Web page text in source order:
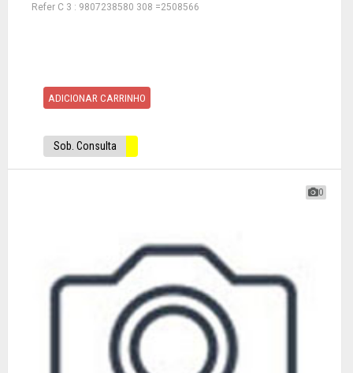
Refer C 3 : 9807238580 308 =2508566
ADICIONAR CARRINHO
Sob. Consulta
0